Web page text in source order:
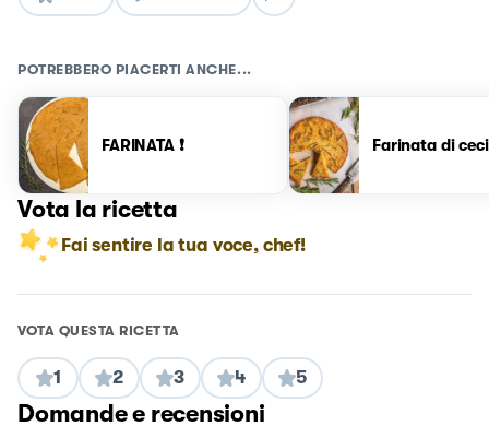
POTREBBERO PIACERTI ANCHE...
FARINATA ❗️ Farinata di ceci
Vota la ricetta
Fai sentire la tua voce, chef!
VOTA QUESTA RICETTA
1 2 3 4 5
Domande e recensioni